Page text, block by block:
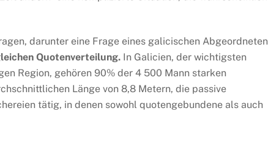
darunter eine Frage eines galicischen Abgeordneten
Quotenverteilung. In Galicien, der wichtigsten
Region, gehören 90% der 4 500 Mann starken
Länge von 8,8 Metern, die passive
tätig, in denen sowohl quotengebundene als auch